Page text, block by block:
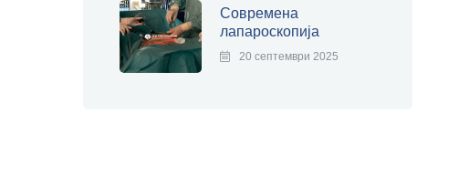
Современа
лапароскопија
20 септември 2025